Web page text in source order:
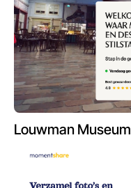
Louwman Museum